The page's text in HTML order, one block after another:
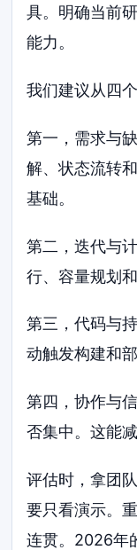
具。明确当前
能力。
我们建议从四
第一，需求与
解、状态流转
基础。
第二，迭代与
行、容量规划
第三，代码与
动触发构建和
第四，协作与
否集中。这能
评估时，拿团
要只看演示。
连贯。2026年